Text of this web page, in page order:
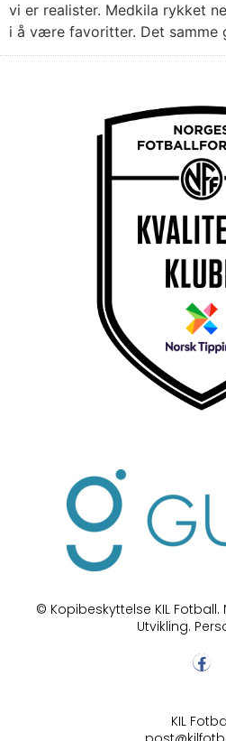
vi er realister. Medkila rykket
i å være favoritter. Det samme
© Kopibeskyttelse KIL
Utvikling.
KIL